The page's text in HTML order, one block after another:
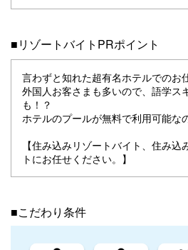
■リゾートバイトPRポイント
言わずと知れた超有名ホテルでのお
外国人お客さまも多いので、語学ス
も！？
ホテルのプールが無料で利用可能な
【住み込みリゾートバイト、住み
トにお任せください。】
■こだわり条件